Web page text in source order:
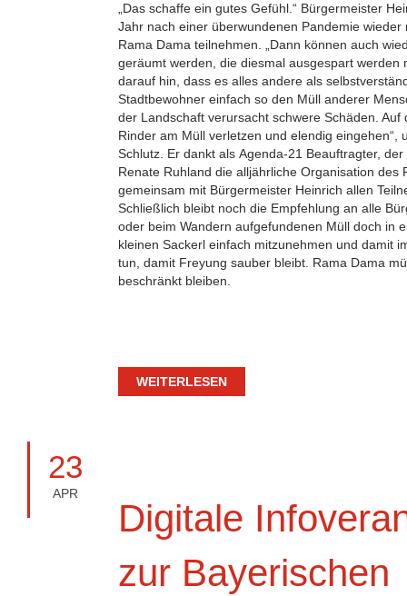
„Das schaffe ein gutes Gefühl.“ Bürgermeister
Jahr nach einer überwundenen Pandemie
Rama Dama teilnehmen. „Dann können auch
geräumt werden, die diesmal ausgespart werden
darauf hin, dass es alles andere als
Stadtbewohner einfach so den Müll anderer
der Landschaft verursacht schwere Schäden. Auf
Rinder am Müll verletzen und elendig eingehen“,
Schlutz. Er dankt als Agenda-21 Beauftragter,
Renate Ruhland die alljährliche Organisation des
gemeinsam mit Bürgermeister Heinrich allen
Schließlich bleibt noch die Empfehlung an alle
oder beim Wandern aufgefundenen Müll doch in
kleinen Sackerl einfach mitzunehmen und damit
tun, damit Freyung sauber bleibt. Rama Dama
beschränkt bleiben.
WEITERLESEN
23
APR
Digitale
zur Bayerischen